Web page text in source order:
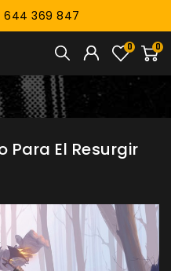
644 369 847
0
0
Para El Resurgir